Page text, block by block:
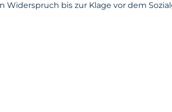
Widerspruch bis zur Klage vor dem